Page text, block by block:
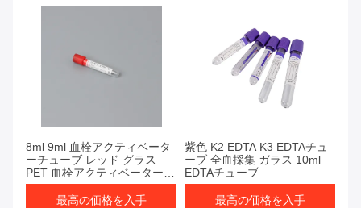
8ml 9ml 血栓アクティベータ
ーチューブ レッド グラス
PET 血栓アクティベーター
血液採集チューブ
最高の価格を入手
紫色 K2 EDTA K3 EDTAチュ
ーブ 全血採集 ガラス 10ml
EDTAチューブ
最高の価格を入手